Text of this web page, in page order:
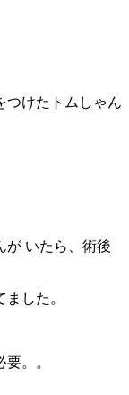
つけたトムしゃん
が いたら、術後
した。
。。